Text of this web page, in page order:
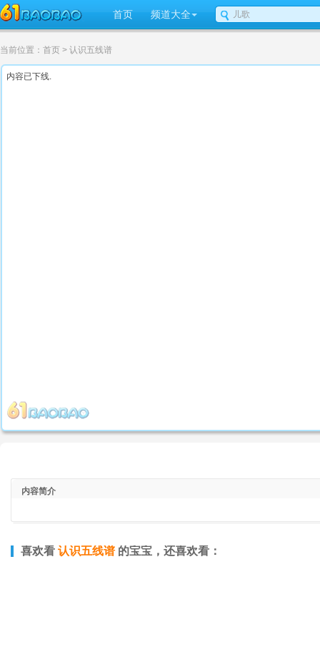
首页 频道大全
当前位置： 首页 > 认识五线谱
内容已下线.
内容简介
喜欢看 认识五线谱的宝宝，还喜欢看：